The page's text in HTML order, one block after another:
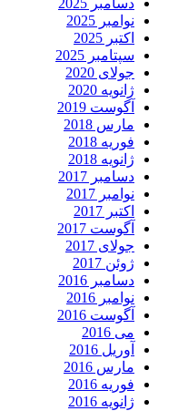
دسامبر 2025
نوامبر 2025
اکتبر 2025
سپتامبر 2025
جولای 2020
ژانویه 2020
آگوست 2019
مارس 2018
فوریه 2018
ژانویه 2018
دسامبر 2017
نوامبر 2017
اکتبر 2017
آگوست 2017
جولای 2017
ژوئن 2017
دسامبر 2016
نوامبر 2016
آگوست 2016
می 2016
آوریل 2016
مارس 2016
فوریه 2016
ژانویه 2016